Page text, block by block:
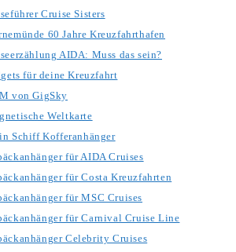
Cruise Sisters
60 Jahre Kreuzfahrthafen
AIDA: Muss das sein?
für deine Kreuzfahrt
von GigSky
Weltkarte
Schiff Kofferanhänger
für AIDA Cruises
für Costa Kreuzfahrten
für MSC Cruises
für Carnival Cruise Line
Celebrity Cruises